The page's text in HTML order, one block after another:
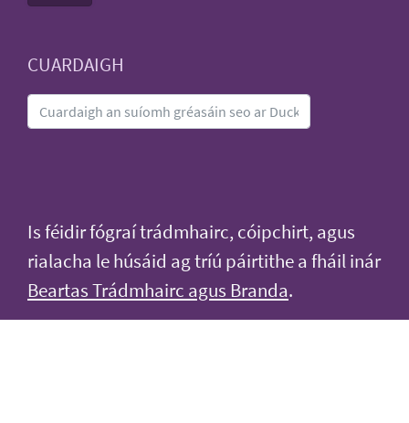
CUARDAIGH
Is féidir fógraí trádmhairc, cóipchirt, agus
rialacha le húsáid ag tríú páirtithe a fháil inár
Beartas Trádmhairc agus Branda.